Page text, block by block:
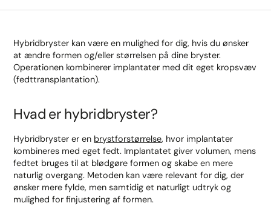
Hybridbryster kan være en mulighed for dig, hvis du ønsker
at ændre formen og/eller størrelsen på dine bryster.
Operationen kombinerer implantater med dit eget kropsvæv
(fedttransplantation).
Hvad er hybridbryster?
Hybridbryster er en brystforstørrelse, hvor implantater
kombineres med eget fedt. Implantatet giver volumen, mens
fedtet bruges til at blødgøre formen og skabe en mere
naturlig overgang. Metoden kan være relevant for dig, der
ønsker mere fylde, men samtidig et naturligt udtryk og
mulighed for finjustering af formen.